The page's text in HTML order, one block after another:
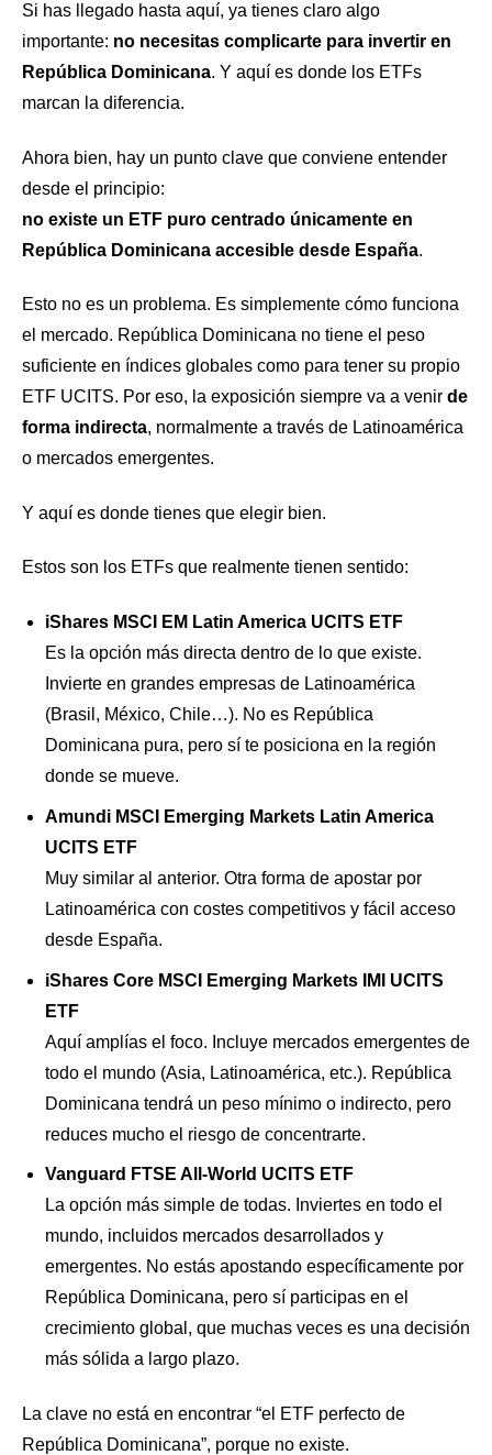
Si has llegado hasta aquí, ya tienes claro algo
importante: no necesitas complicarte para invertir en
República Dominicana. Y aquí es donde los ETFs
marcan la diferencia.
Ahora bien, hay un punto clave que conviene entender
desde el principio:
no existe un ETF puro centrado únicamente en
República Dominicana accesible desde España.
Esto no es un problema. Es simplemente cómo funciona
el mercado. República Dominicana no tiene el peso
suficiente en índices globales como para tener su propio
ETF UCITS. Por eso, la exposición siempre va a venir de
forma indirecta, normalmente a través de Latinoamérica
o mercados emergentes.
Y aquí es donde tienes que elegir bien.
Estos son los ETFs que realmente tienen sentido:
iShares MSCI EM Latin America UCITS ETF
Es la opción más directa dentro de lo que existe.
Invierte en grandes empresas de Latinoamérica
(Brasil, México, Chile…). No es República
Dominicana pura, pero sí te posiciona en la región
donde se mueve.
Amundi MSCI Emerging Markets Latin America
UCITS ETF
Muy similar al anterior. Otra forma de apostar por
Latinoamérica con costes competitivos y fácil acceso
desde España.
iShares Core MSCI Emerging Markets IMI UCITS
ETF
Aquí amplías el foco. Incluye mercados emergentes de
todo el mundo (Asia, Latinoamérica, etc.). República
Dominicana tendrá un peso mínimo o indirecto, pero
reduces mucho el riesgo de concentrarte.
Vanguard FTSE All-World UCITS ETF
La opción más simple de todas. Inviertes en todo el
mundo, incluidos mercados desarrollados y
emergentes. No estás apostando específicamente por
República Dominicana, pero sí participas en el
crecimiento global, que muchas veces es una decisión
más sólida a largo plazo.
La clave no está en encontrar “el ETF perfecto de
República Dominicana”, porque no existe.